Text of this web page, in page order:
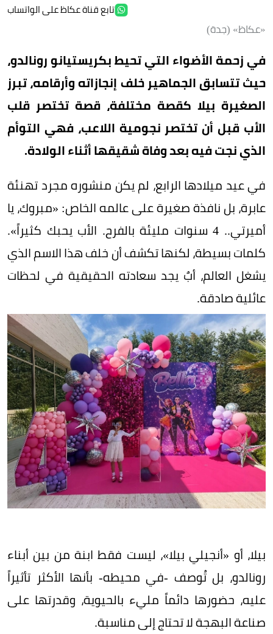
تابع قناة عكاظ على الواتساب
«عكاظ» (جدة)
في زحمة الأضواء التي تحيط بكريستيانو رونالدو،
حيث تتسابق الجماهير خلف إنجازاته وأرقامه، تبرز
الصغيرة بيلا كقصة مختلفة، قصة تختصر قلب
الأب قبل أن تختصر نجومية اللاعب، فهي التوأم
الذي نجت فيه بعد وفاة شقيقها أثناء الولادة.
في عيد ميلادها الرابع، لم يكن منشوره مجرد تهنئة
عابرة، بل نافذة صغيرة على عالمه الخاص: «مبروك، يا
أميرتي.. 4 سنوات مليئة بالفرح. الأب يحبك كثيراً».
كلمات بسيطة، لكنها تكشف أن خلف هذا الاسم الذي
يشغل العالم، أبٌ يجد سعادته الحقيقية في لحظات
عائلية صادقة.
بيلا، أو «أنجيلي بيلا»، ليست فقط ابنة من بين أبناء
رونالدو، بل تُوصف -في محيطه- بأنها الأكثر تأثيراً
عليه، حضورها دائماً مليء بالحيوية، وقدرتها على
صناعة البهجة لا تحتاج إلى مناسبة.